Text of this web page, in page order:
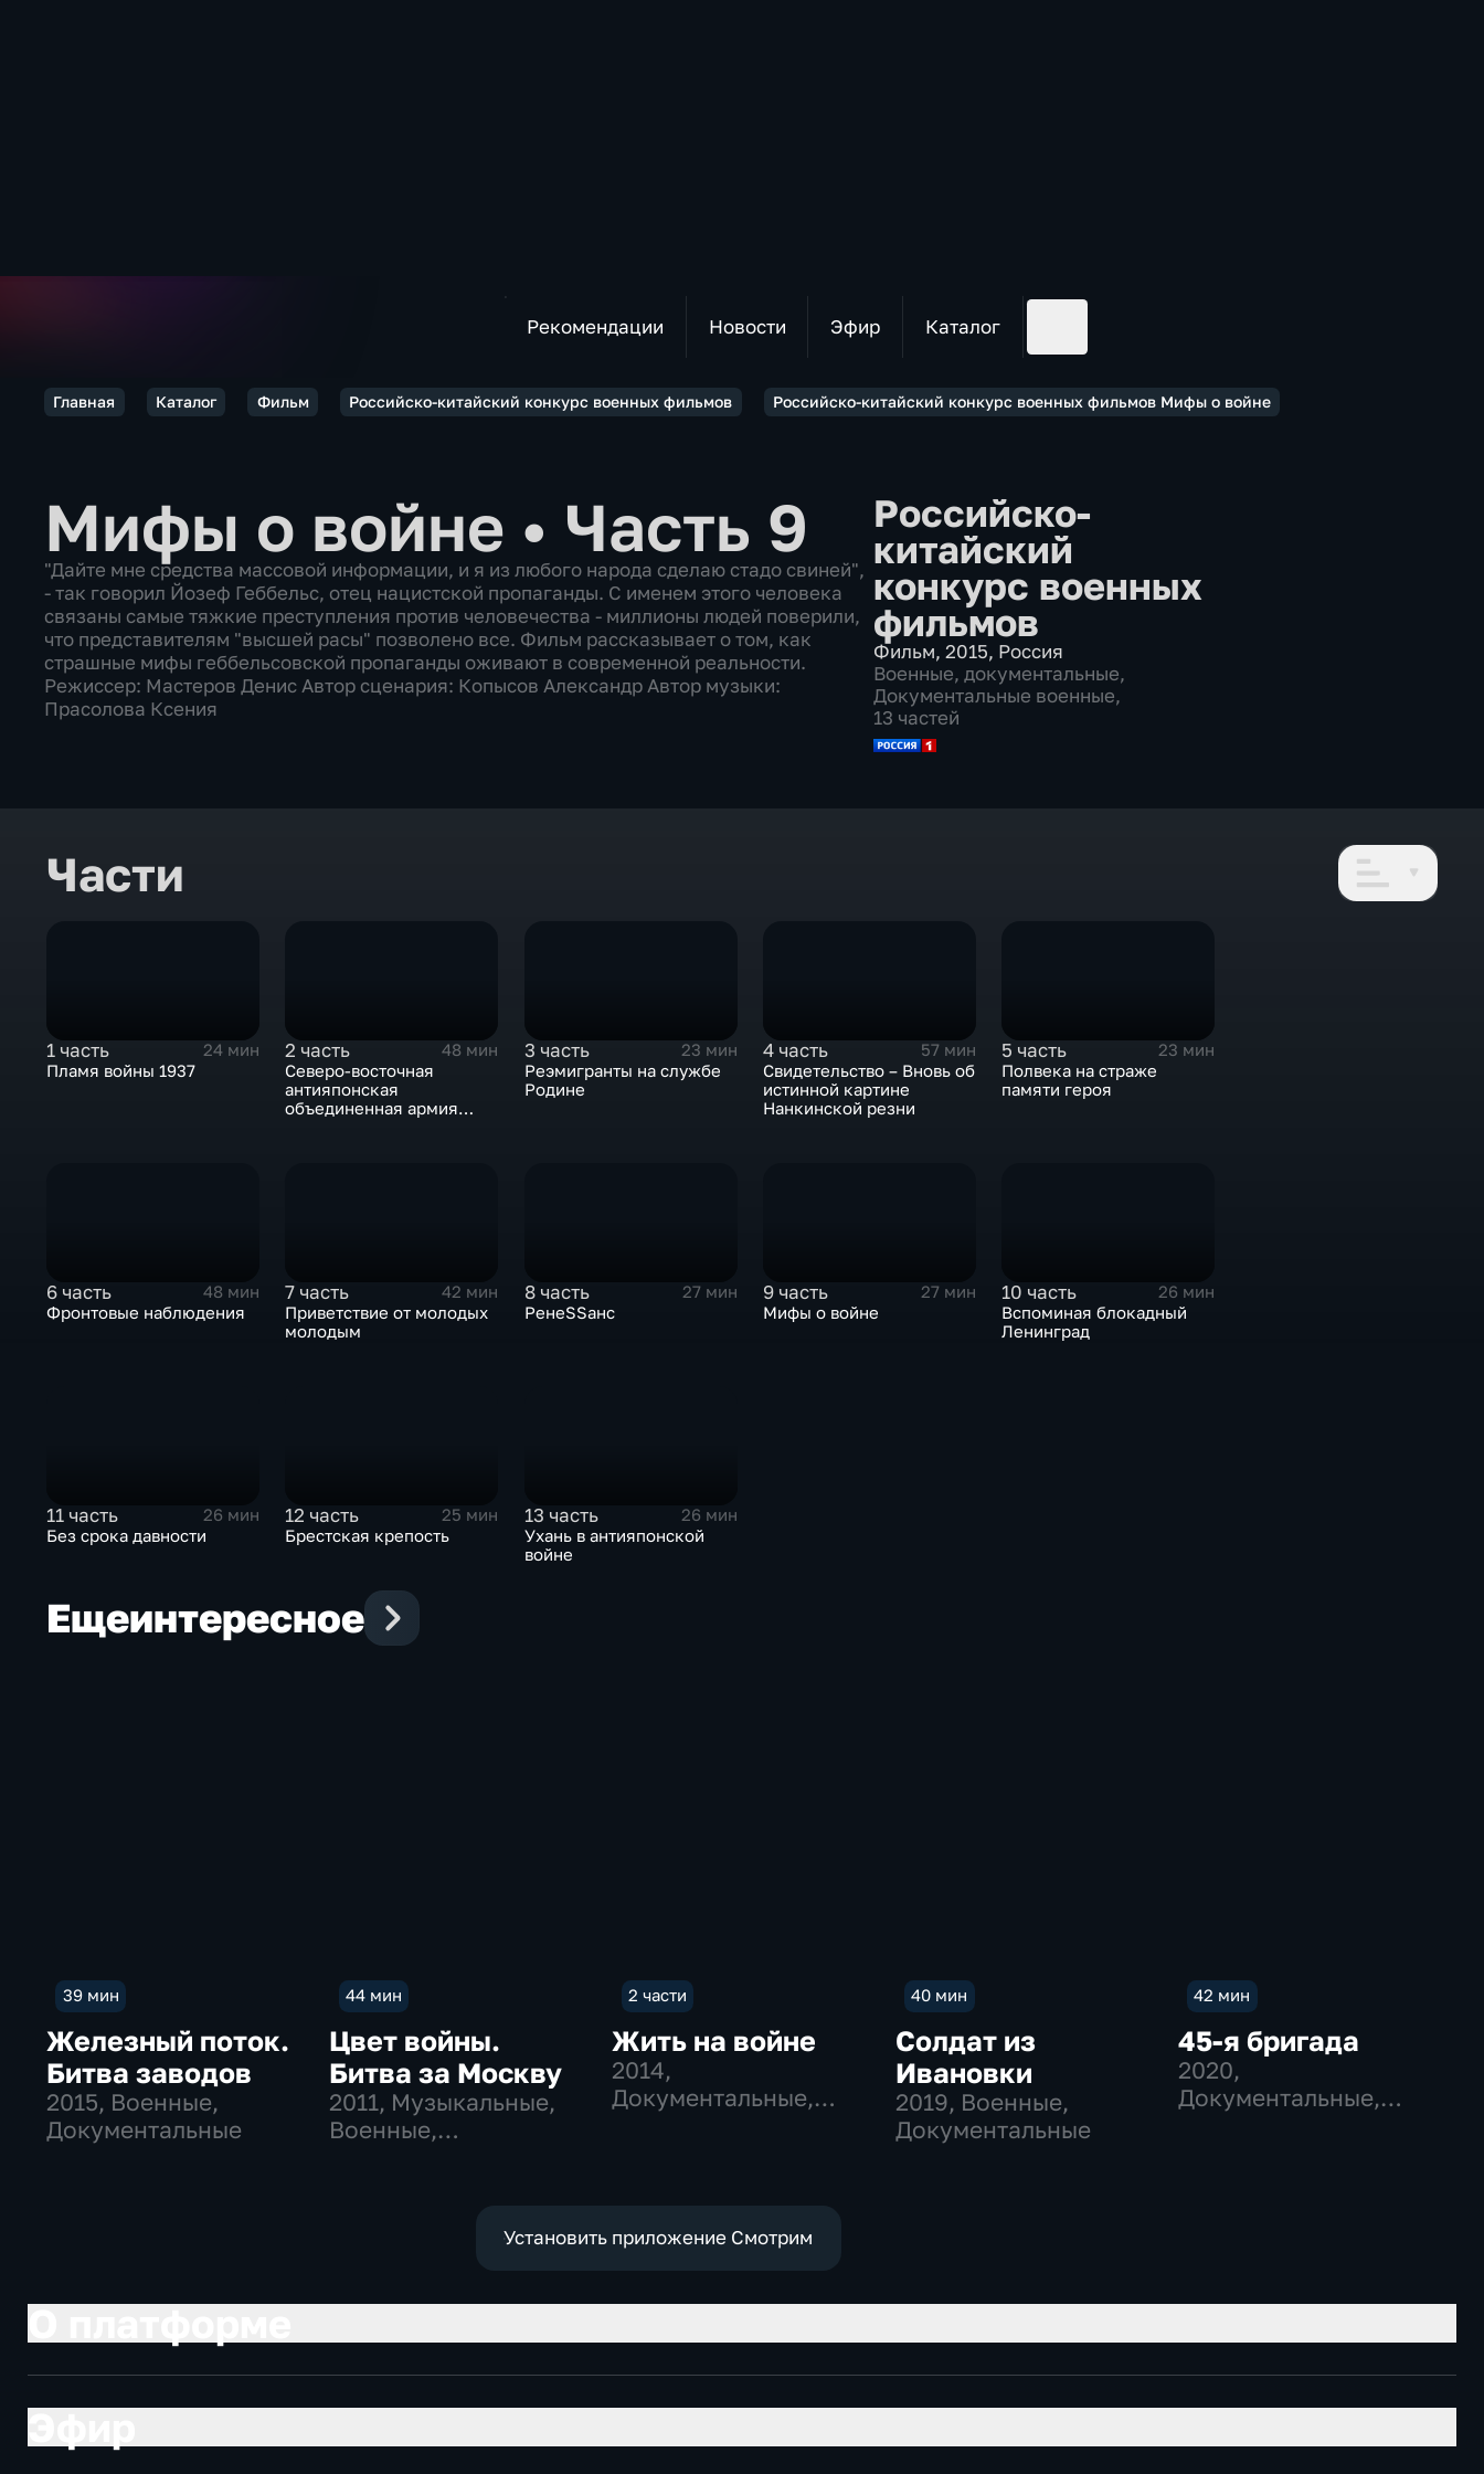
Рекомендации Новости Эфир Каталог
Главная Каталог Фильм Российско-китайский конкурс военных фильмов Российско-китайский конкурс военных фильмов Мифы о войне
Мифы о войне • Часть 9
"Дайте мне средства массовой информации, и я из любого народа сделаю стадо свиней",
- так говорил Йозеф Геббельс, отец нацистской пропаганды. С именем этого человека
связаны самые тяжкие преступления против человечества - миллионы людей поверили,
что представителям "высшей расы" позволено все. Фильм рассказывает о том, как
страшные мифы геббельсовской пропаганды оживают в современной реальности.
Режиссер: Мастеров Денис Автор сценария: Копысов Александр Автор музыки:
Прасолова Ксения
Российско-
китайский
конкурс военных
фильмов
Фильм, 2015, Россия
Военные, документальные,
Документальные военные,
13 частей
Части
1 часть
24 мин
Пламя войны 1937
2 часть
48 мин
Северо-восточная
антияпонская
объединенная армия
3 часть
23 мин
Реэмигранты на службе
Родине
4 часть
57 мин
Свидетельство – Вновь об
истинной картине
Нанкинской резни
5 часть
23 мин
Полвека на страже
памяти героя
6 часть
48 мин
Фронтовые наблюдения
7 часть
42 мин
Приветствие от молодых
молодым
8 часть
27 мин
РенеSSанс
9 часть
27 мин
Мифы о войне
10 часть
26 мин
Вспоминая блокадный
Ленинград
11 часть
26 мин
Без срока давности
12 часть
25 мин
Брестская крепость
13 часть
26 мин
Ухань в антияпонской
войне
Ещеинтересное
39 мин
Железный поток.
Битва заводов
2015, Военные,
Документальные
44 мин
Цвет войны.
Битва за Москву
2011, Музыкальные,
Военные,
2 части
Жить на войне
2014,
Документальные,
40 мин
Солдат из
Ивановки
2019, Военные,
Документальные
42 мин
45-я бригада
2020,
Документальные,
Установить приложение Смотрим